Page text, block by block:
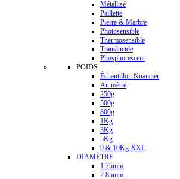
Métallisé
Paillette
Pierre & Marbre
Photosensible
Thermosensible
Translucide
Phosphorescent
POIDS
Échantillon Nuancier
Au mètre
250g
500g
800g
1Kg
3Kg
5Kg
9 & 10Kg XXL
DIAMÈTRE
1.75mm
2.85mm